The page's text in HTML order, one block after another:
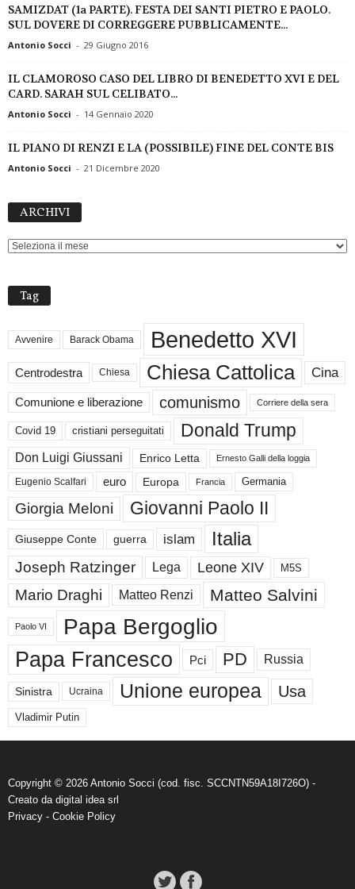
SAMIZDAT (1a PARTE). FESTA DEI SANTI PIETRO E PAOLO.
SUL DOVERE DI CORREGGERE PUBBLICAMENTE...
Antonio Socci - 29 Giugno 2016
IL CLAMOROSO CASO DEL LIBRO DI BENEDETTO XVI E DEL
CARD. SARAH SUL CELIBATO...
Antonio Socci - 14 Gennaio 2020
IL PIANO DI RENZI E LA (POSSIBILE) FINE DEL CONTE BIS
Antonio Socci - 21 Dicembre 2020
ARCHIVI
Tag
Avvenire Barack Obama Benedetto XVI
Centrodestra Chiesa Chiesa Cattolica Cina
Comunione e liberazione comunismo Corriere della sera
Covid 19 cristiani perseguitati Donald Trump
Don Luigi Giussani Enrico Letta Ernesto Galli della loggia
Eugenio Scalfari euro Europa Francia Germania
Giorgia Meloni Giovanni Paolo II
Giuseppe Conte guerra islam Italia
Joseph Ratzinger Lega Leone XIV M5S
Mario Draghi Matteo Renzi Matteo Salvini
Paolo VI Papa Bergoglio
Papa Francesco Pci PD Russia
Sinistra Ucraina Unione europea Usa
Vladimir Putin
Copyright © 2026 Antonio Socci (cod. fisc. SCCNTN59A18I726O) -
Creato da digital idea srl
Privacy - Cookie Policy